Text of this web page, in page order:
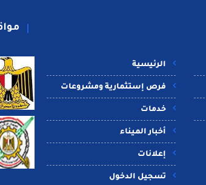
الرئيسية
فرص إستثمارية ومشروعات
خدمات
أخبار الميناء
إعلانات
تسجيل الدخول